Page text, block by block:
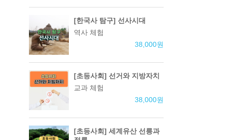
[한국사 탐구] 선사시대
역사 체험
38,000원
[초등사회] 선거와 지방자치
교과 체험
38,000원
[초등사회] 세계유산 선릉과